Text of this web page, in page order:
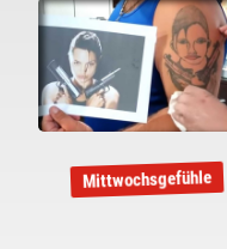
Mittwochsgefühle